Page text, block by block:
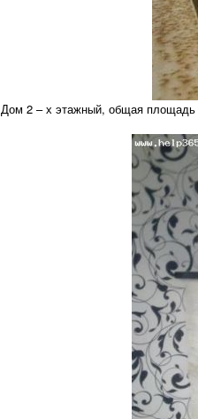
Дом 2 – х этажный, общая площадь